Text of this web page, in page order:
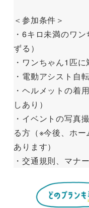
＜参加条件＞
・6キロ未満のワ
ずる）
・ワンちゃん1匹
・電動アシスト自
・ヘルメットの着
しあり）
・イベントの写真
る方（※今後、ホ
あります）
・交通規則、マナ